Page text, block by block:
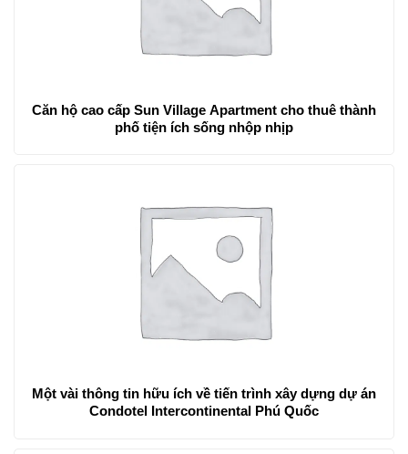
Căn hộ cao cấp Sun Village Apartment cho thuê thành
phố tiện ích sống nhộp nhịp
Một vài thông tin hữu ích về tiến trình xây dựng dự án
Condotel Intercontinental Phú Quốc